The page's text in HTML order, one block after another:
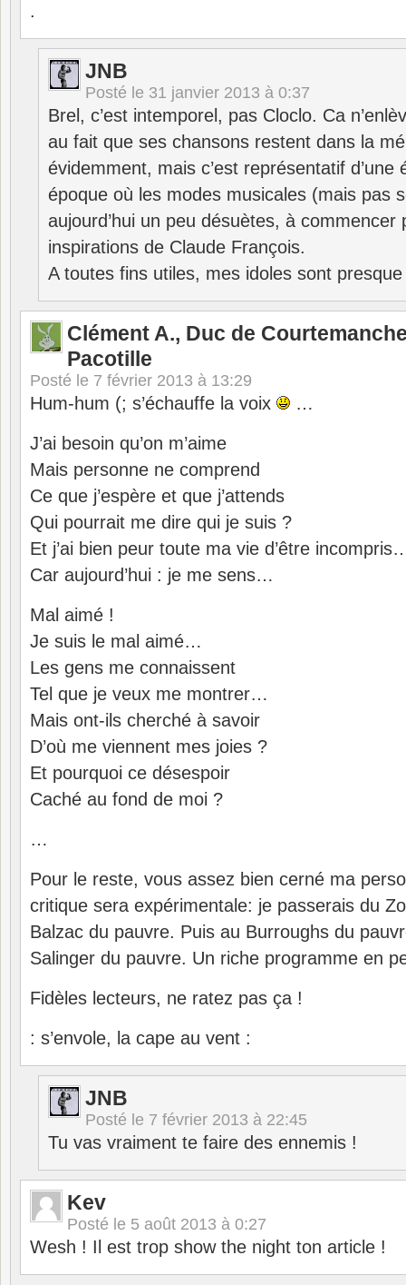
.
JNB
Posté le 31 janvier 2013 à 0:37
Brel, c’est intemporel, pas Cloclo. Ca
au fait que ses chansons restent dans la
évidemment, mais c’est représentatif d’une
époque où les modes musicales (mais pas
aujourd’hui un peu désuètes, à commencer
inspirations de Claude François.
A toutes fins utiles, mes idoles sont
Clément A., Duc de
Pacotille
Posté le 7 février 2013 à 13:29
Hum-hum (; s’échauffe la voix
…
J’ai besoin qu’on m’aime
Mais personne ne comprend
Ce que j’espère et que j’attends
Qui pourrait me dire qui je suis ?
Et j’ai bien peur toute ma vie d’être
Car aujourd’hui : je me sens…
Mal aimé !
Je suis le mal aimé…
Les gens me connaissent
Tel que je veux me montrer…
Mais ont-ils cherché à savoir
D’où me viennent mes joies ?
Et pourquoi ce désespoir
Caché au fond de moi ?
…
Pour le reste, vous assez bien cerné ma
critique sera expérimentale: je passerais du
Balzac du pauvre. Puis au Burroughs du
Salinger du pauvre. Un riche programme en
Fidèles lecteurs, ne ratez pas ça !
: s’envole, la cape au vent :
JNB
Posté le 7 février 2013 à 22:45
Tu vas vraiment te faire des ennemis !
Kev
Posté le 5 août 2013 à 0:27
Wesh ! Il est trop show the night ton article !